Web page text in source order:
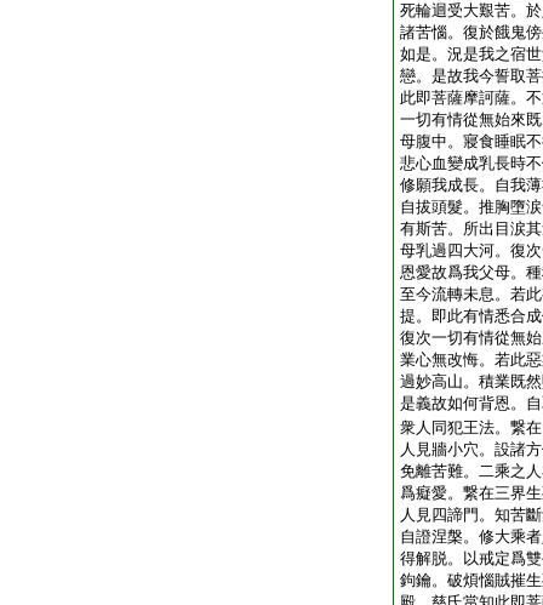
死輪迴受大艱苦。
諸苦惱。復於餓鬼
如是。況是我之宿
戀。是故我今誓取
此即菩薩摩訶薩。
一切有情從無始來
母腹中。寢食睡眠
悲心血變成乳長時
修願我成長。自我
自拔頭髮。推胸墮
有斯苦。所出目涙
母乳過四大河。復
恩愛故爲我父母。
至今流轉未息。若
提。即此有情悉合
復次一切有情從無
業心無改悔。若此
過妙高山。積業既
是義故如何背恩。
衆人同犯王法。繋
人見牆小穴。設諸
免離苦難。二乘之
爲癡愛。繋在三界
人見四諦門。知苦
自證涅槃。修大乘
得解脱。以戒定爲
鉤鑰。破煩惱賊摧